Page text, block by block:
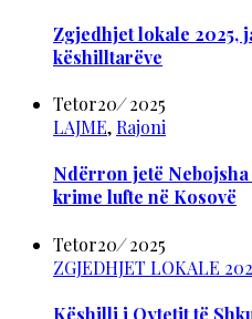
Zgjedhjet lokale 2025,
këshilltarëve
Tetor20/2025
LAJME, Rajoni
Ndërron jetë
krime lufte në Kosovë
Tetor20/2025
ZGJEDHJET LOKALE
Këshilli i Qytetit të